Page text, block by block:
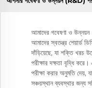
আমাদের গবেষণা ও উন্নয়ন
আমাদের স্বতন্ত্র শেয়ার্ড
দাঁড়িয়েছে, যা শক্তি খরচ
পরীক্ষার দক্ষতা বৃদ্ধি
পরীক্ষা করার অনুমতি দেয়,
সঞ্চয়স্থান ব্যবস্থার জন্য